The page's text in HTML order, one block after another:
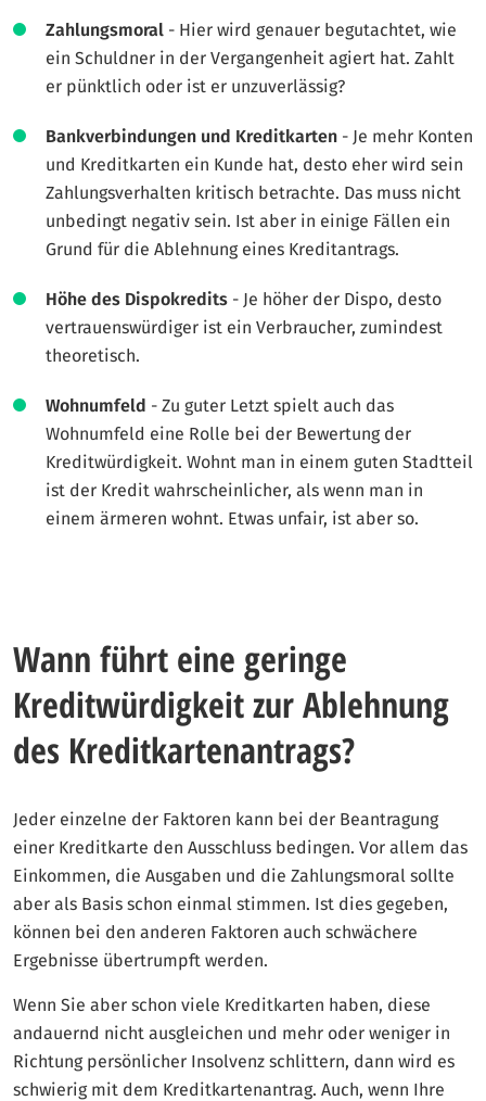
Zahlungsmoral - Hier wird genauer begutachtet, wie
ein Schuldner in der Vergangenheit agiert hat. Zahlt
er pünktlich oder ist er unzuverlässig?
Bankverbindungen und Kreditkarten - Je mehr Konten
und Kreditkarten ein Kunde hat, desto eher wird sein
Zahlungsverhalten kritisch betrachte. Das muss nicht
unbedingt negativ sein. Ist aber in einige Fällen ein
Grund für die Ablehnung eines Kreditantrags.
Höhe des Dispokredits - Je höher der Dispo, desto
vertrauenswürdiger ist ein Verbraucher, zumindest
theoretisch.
Wohnumfeld - Zu guter Letzt spielt auch das
Wohnumfeld eine Rolle bei der Bewertung der
Kreditwürdigkeit. Wohnt man in einem guten Stadtteil
ist der Kredit wahrscheinlicher, als wenn man in
einem ärmeren wohnt. Etwas unfair, ist aber so.
Wann führt eine geringe
Kreditwürdigkeit zur Ablehnung
des Kreditkartenantrags?
Jeder einzelne der Faktoren kann bei der Beantragung
einer Kreditkarte den Ausschluss bedingen. Vor allem das
Einkommen, die Ausgaben und die Zahlungsmoral sollte
aber als Basis schon einmal stimmen. Ist dies gegeben,
können bei den anderen Faktoren auch schwächere
Ergebnisse übertrumpft werden.
Wenn Sie aber schon viele Kreditkarten haben, diese
andauernd nicht ausgleichen und mehr oder weniger in
Richtung persönlicher Insolvenz schlittern, dann wird es
schwierig mit dem Kreditkartenantrag. Auch, wenn Ihre